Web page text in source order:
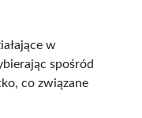
w
spośród
co związane